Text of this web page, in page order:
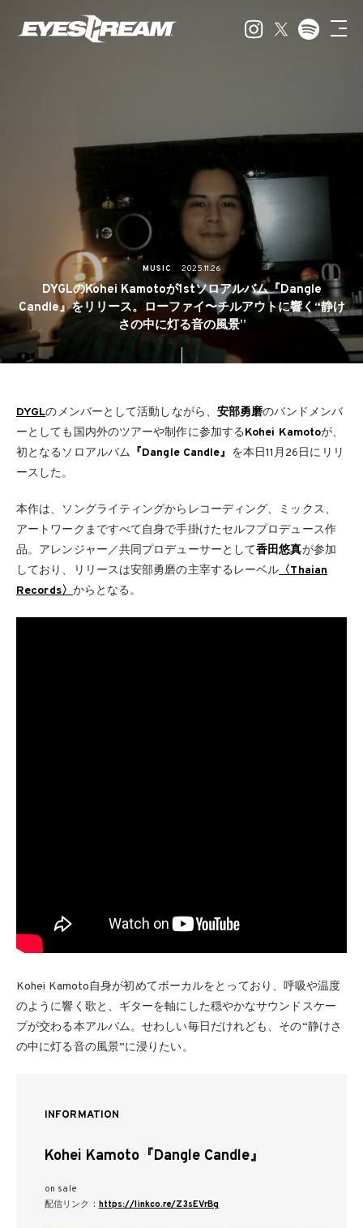
MUSIC 2025.11.26
DYGLのKohei Kamotoが1stソロアルバム『Dangle
Candle』をリリース。ローファイ〜チルアウトに響く“静け
さの中に灯る音の風景”
DYGLのメンバーとして活動しながら、安部勇磨のバンドメンバ
ーとしても国内外のツアーや制作に参加するKohei Kamotoが、
初となるソロアルバム 『Dangle Candle』 を本日11月26日にリリ
ースした。
本作は、ソングライティングからレコーディング、ミックス、
アートワークまですべて自身で手掛けたセルフプロデュース作
品。アレンジャー／共同プロデューサーとして香田悠真が参加
しており、リリースは安部勇磨の主宰するレーベル 〈Thaian
Records〉 からとなる。
Kohei Kamoto自身が初めてボーカルをとっており、呼吸や温度
のように響く歌と、ギターを軸にした穏やかなサウンドスケー
プが交わる本アルバム。せわしい毎日だけれども、その“静けさ
の中に灯る音の風景”に浸りたい。
INFORMATION
Kohei Kamoto『Dangle Candle』
on sale
配信リンク： https://linkco.re/Z3sEVrBg